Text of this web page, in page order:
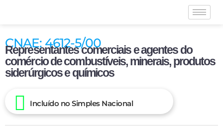
CNAE: 4612-5/00
Representantes comerciais e agentes do
comércio de combustíveis, minerais, produtos
siderúrgicos e químicos
Incluído no Simples Nacional